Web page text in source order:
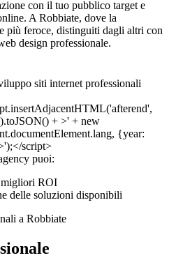
con il tuo pubblico target e
A Robbiate, dove la
più feroce, distinguiti dagli altri con
design professionale.
puoi:
migliori ROI
delle soluzioni disponibili
a Robbiate